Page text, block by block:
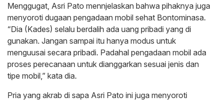
Menggugat, Asri Pato mennjelaskan bahwa pihaknya juga
menyoroti dugaan pengadaan mobil sehat Bontominasa.
“Dia (Kades) selalu berdalih ada uang pribadi yang di
gunakan. Jangan sampai itu hanya modus untuk
menguusai secara pribadi. Padahal pengadaan mobil ada
proses perecanaan untuk dianggarkan sesuai jenis dan
tipe mobil,” kata dia.
Pria yang akrab di sapa Asri Pato ini juga menyoroti